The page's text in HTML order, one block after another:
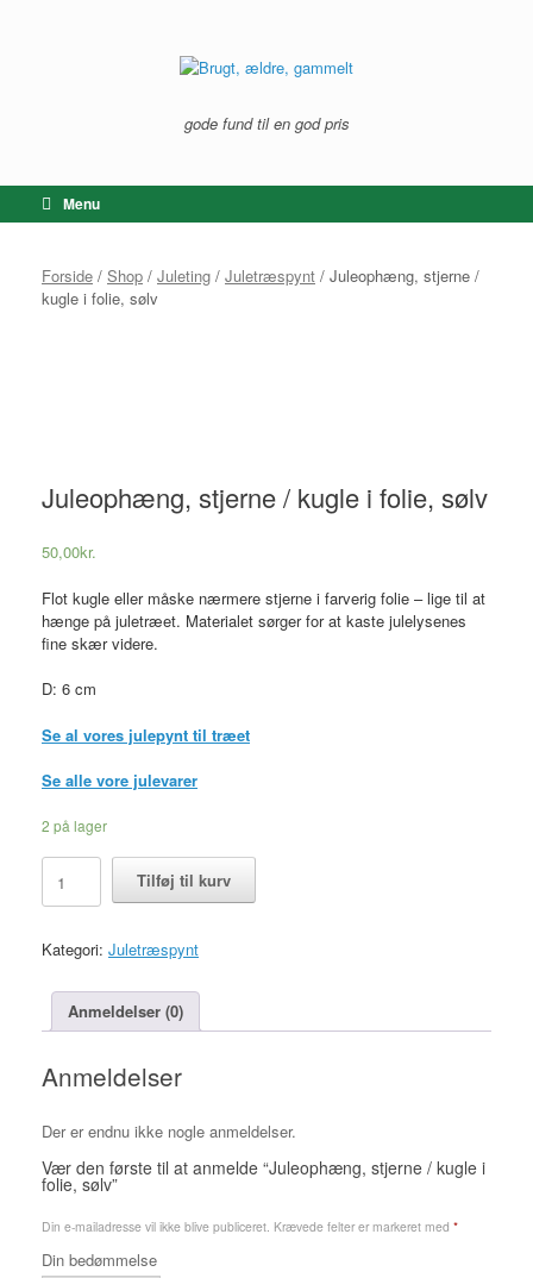
gode fund til en god pris
Menu
Forside / Shop / Juleting / Juletræspynt / Juleophæng, stjerne /
kugle i folie, sølv
Juleophæng, stjerne / kugle i folie, sølv
50,00kr.
Flot kugle eller måske nærmere stjerne i farverig folie – lige til at
hænge på juletræet. Materialet sørger for at kaste julelysenes
fine skær videre.
D: 6 cm
Se al vores julepynt til træet
Se alle vore julevarer
2 på lager
Juleophæng,
stjerne
/
i
sølv
antal
Tilføj til kurv
Kategori: Juletræspynt
Anmeldelser (0)
Anmeldelser
Der er endnu ikke nogle anmeldelser.
Vær den første til at anmelde “Juleophæng, stjerne / kugle i
folie, sølv”
Din e-mailadresse vil ikke blive publiceret. Krævede felter er markeret med *
Din bedømmelse